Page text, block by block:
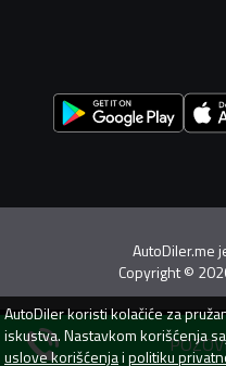
AutoDiler.me
Copyright©
AutoDilerkoristi kolačiće za
iskustva. Nastavkom korišćenja
uslove korišćenjaipolitiku